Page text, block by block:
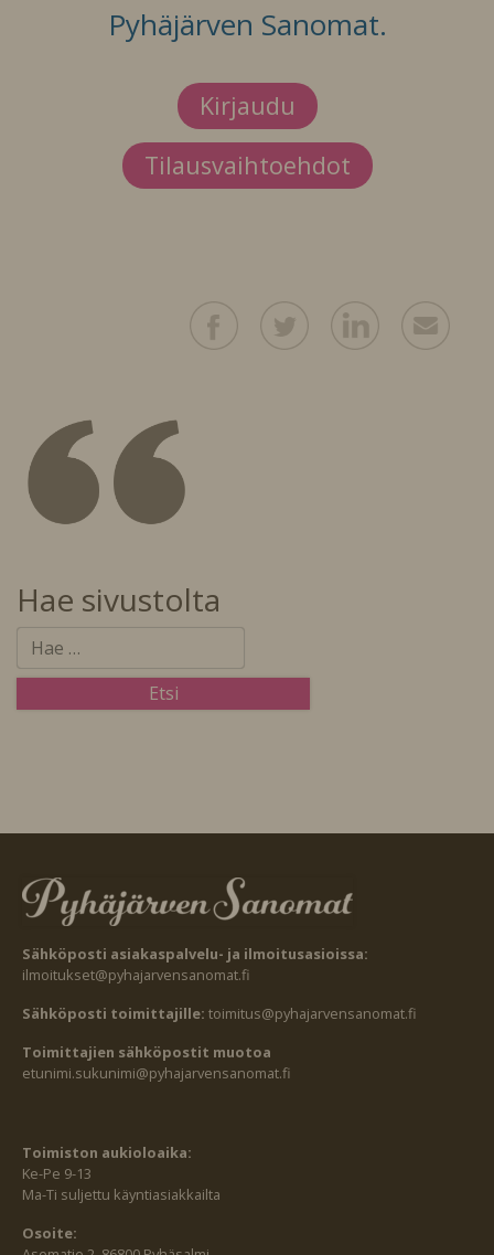
Pyhäjärven Sanomat.
Kirjaudu
Tilausvaihtoehdot
Hae sivustolta
Sähköposti asiakaspalvelu- ja ilmoitusasioissa:
ilmoitukset@pyhajarvensanomat.fi
Sähköposti toimittajille: toimitus@pyhajarvensanomat.fi
Toimittajien sähköpostit muotoa
etunimi.sukunimi@pyhajarvensanomat.fi
Toimiston aukioloaika:
Ke-Pe 9-13
Ma-Ti suljettu käyntiasiakkailta
Osoite: